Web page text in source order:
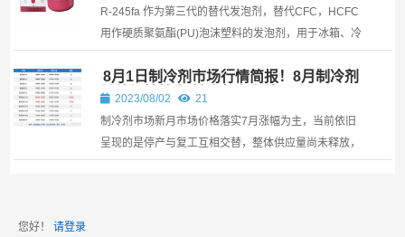
回落，供应端，生产装置开工率维持低位
R-245fa 作为第三代的替代发泡剂，替代CFC，HCFC
用作硬质聚氨酯(PU)泡沫塑料的发泡剂，用于冰箱、冷
中央空调(冷水机组)中的R-123，R-22制冷剂。 巨化
R245fa应用
8月1日制冷剂市场行情简报！8月制冷剂
继续僵持博弈-转自氟务在线
2023/08/02
21
制冷剂市场新月市场价格落实7月涨幅为主，当前依旧
呈现的是停产与复工互相交替，整体供应量尚未释放，
您好！ 请登录